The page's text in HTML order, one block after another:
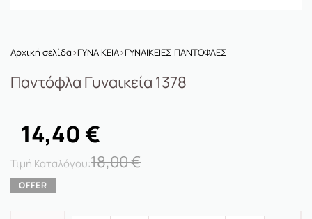
Αρχική σελίδα›ΓΥΝΑΙΚΕΙΑ›ΓΥΝΑΙΚΕΙΕΣ ΠΑΝΤΟΦΛΕΣ
Παντόφλα Γυναικεία 1378
18,00€
14,40 €